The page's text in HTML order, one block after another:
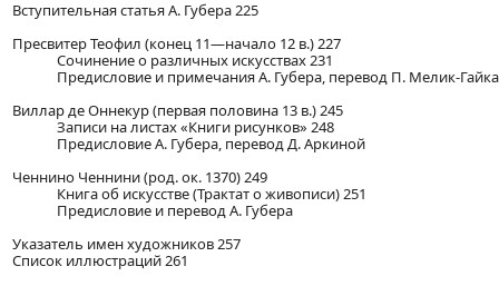
Вступительная статья А. Губера 225
Пресвитер Теофил (конец 11—начало 12 в.) 227
Сочинение о различных искусствах 231
Предисловие и примечания А. Губера, перевод П. Мелик-
Виллар де Оннекур (первая половина 13 в.) 245
Записи на листах «Книги рисунков» 248
Предисловие А. Губера, перевод Д. Аркиной
Ченнино Ченнини (род. ок. 1370) 249
Книга об искусстве (Трактат о живописи) 251
Предисловие и перевод А. Губера
Указатель имен художников 257
Список иллюстраций 261